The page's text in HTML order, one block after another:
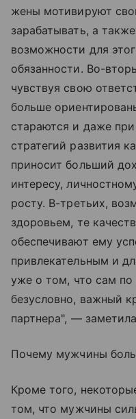
жены мотивируют
зарабатывать, а
возможности для
обязанности. Во-
чувствуя свою
больше
стараются и даже
стратегий развития
приносит больший
интересу,
росту. В-третьих,
здоровьем, те
обеспечивают ему
привлекательным и
уже о том, что сам по
безусловно, важный
партнера", —
Почему мужчины
Кроме того,
том, что мужчины